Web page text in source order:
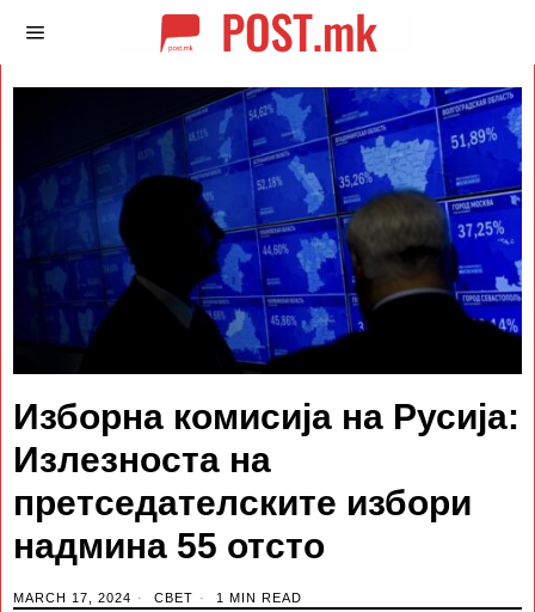
Изборна комисија на Русија:
Излезноста на
претседателските избори
надмина 55 отсто
MARCH 17, 2024 СВЕТ 1 MIN READ